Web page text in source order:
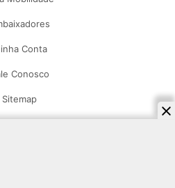
Conta
Conosco
Sitemap